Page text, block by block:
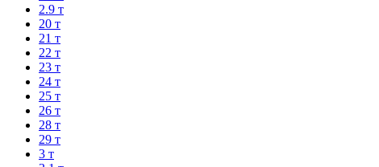
2.9 т
20 т
21 т
22 т
23 т
24 т
25 т
26 т
28 т
29 т
3 т